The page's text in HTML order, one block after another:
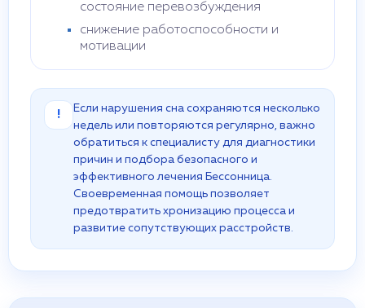
состояние перевозбуждения
снижение работоспособности и
мотивации
!
Если нарушения сна сохраняются несколько
недель или повторяются регулярно, важно
обратиться к специалисту для диагностики
причин и подбора безопасного и
эффективного лечения Бессонница.
Своевременная помощь позволяет
предотвратить хронизацию процесса и
развитие сопутствующих расстройств.